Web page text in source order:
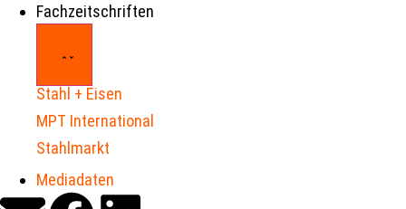
Fachzeitschriften
Stahl + Eisen
MPT International
Stahlmarkt
Mediadaten